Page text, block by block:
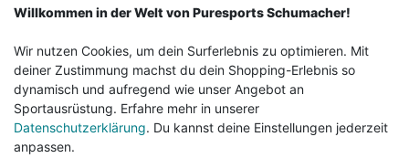
Impressum Daten­schutz­erklärung AGB
Barrierefreiheitserklärung Widerrufs­recht
Vertrag widerrufen Kontakt
Willkommen in der Welt von Puresports Schumacher!
Wir nutzen Cookies, um dein Surferlebnis zu optimieren. Mit
deiner Zustimmung machst du dein Shopping-Erlebnis so
dynamisch und aufregend wie unser Angebot an
Sportausrüstung. Erfahre mehr in unserer
Datenschutzerklärung. Du kannst deine Einstellungen jederzeit
anpassen.